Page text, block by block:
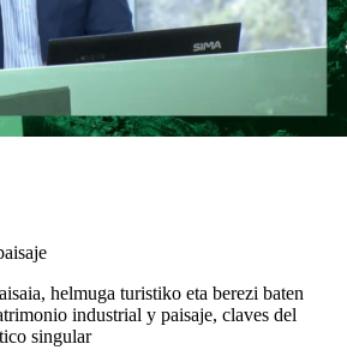
helmuga turistiko eta berezi baten
industrial y paisaje, claves del
singular